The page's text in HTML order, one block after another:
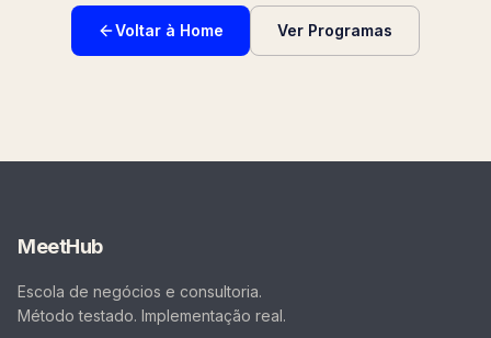
Voltar à Home Ver Programas
MeetHub
Escola de negócios e consultoria.
Método testado. Implementação real.